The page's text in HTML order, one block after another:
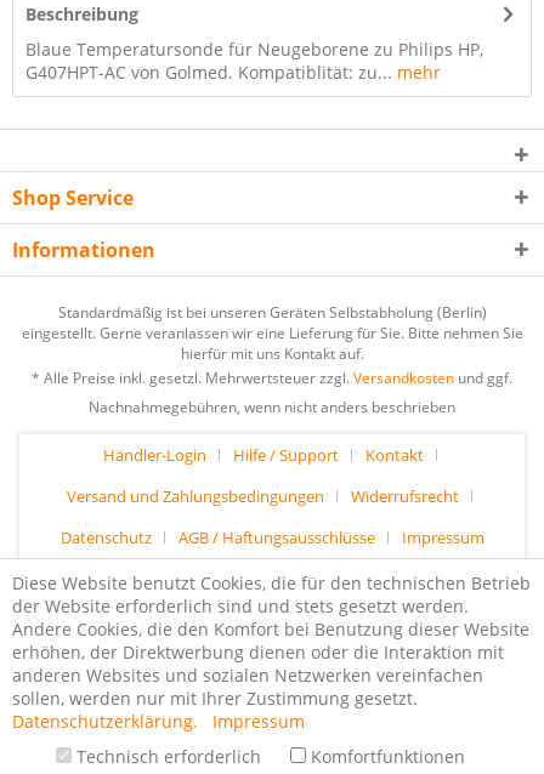
Beschreibung
Blaue Temperatursonde für Neugeborene zu Philips HP,
G407HPT-AC von Golmed. Kompatiblität: zu... mehr
Shop Service
Informationen
Standardmäßig ist bei unseren Geräten Selbstabholung (Berlin)
eingestellt. Gerne veranlassen wir eine Lieferung für Sie. Bitte nehmen Sie
hierfür mit uns Kontakt auf.
* Alle Preise inkl. gesetzl. Mehrwertsteuer zzgl.Versandkosten und ggf.
Nachnahmegebühren, wenn nicht anders beschrieben
Händler-Login Hilfe / Support
Kontakt
Versand und Zahlungsbedingungen
Widerrufsrecht
Datenschutz
AGB / Haftungsausschlüsse Impressum
Diese Website benutzt Cookies, die für den technischen Betrieb
der Website erforderlich sind und stets gesetzt werden.
Andere Cookies, die den Komfort bei Benutzung dieser Website
erhöhen, der Direktwerbung dienen oder die Interaktion mit
anderen Websites und sozialen Netzwerken vereinfachen
sollen, werden nur mit Ihrer Zustimmung gesetzt.
Datenschutzerklärung.
Impressum
Technisch erforderlich
Komfortfunktionen